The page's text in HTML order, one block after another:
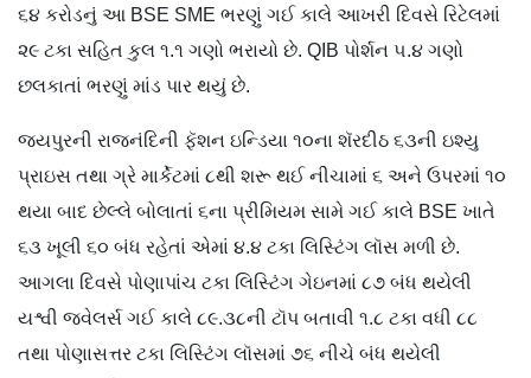
૬૪ કરોડનું આ BSE SME ભરણું ગઈ કાલે આખરી દિવસે રિટેલમાં
૨૯ ટકા સહિત કુલ ૧.૧ ગણો ભરાયો છે. QIB પોર્શન ૫.૪ ગણો
છલકાતાં ભરણું માંડ પાર થયું છે.
જયપુરની રાજનંદિની ફૅશન ઇન્ડિયા ૧૦ના શૅરદીઠ ૬૩ની ઇશ્યુ
પ્રાઇસ તથા ગ્રે માર્કેટમાં ૮થી શરૂ થઈ નીચામાં ૬ અને ઉપરમાં ૧૦
થયા બાદ છેલ્લે બોલાતાં ૬ના પ્રીમિયમ સામે ગઈ કાલે BSE ખાતે
૬૩ ખૂલી ૬૦ બંધ રહેતાં એમાં ૪.૪ ટકા લિસ્ટિંગ લૉસ મળી છે.
આગલા દિવસે પોણાપાંચ ટકા લિસ્ટિંગ ગેઇનમાં ૮૭ બંધ થયેલી
યશ્વી જ્વેલર્સ ગઈ કાલે ૮૯.૩૮ની ટૉપ બતાવી ૧.૮ ટકા વધી ૮૮
તથા પોણાસત્તર ટકા લિસ્ટિંગ લૉસમાં ૭૬ નીચે બંધ થયેલી